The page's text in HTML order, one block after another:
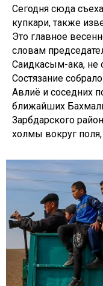
Сегодня сюда
купкари, также
Это главное
словам
Саидкасым-ака, не
Состязание
Авлиё и соседних
ближайших
Зарбдарского
холмы вокруг поля,